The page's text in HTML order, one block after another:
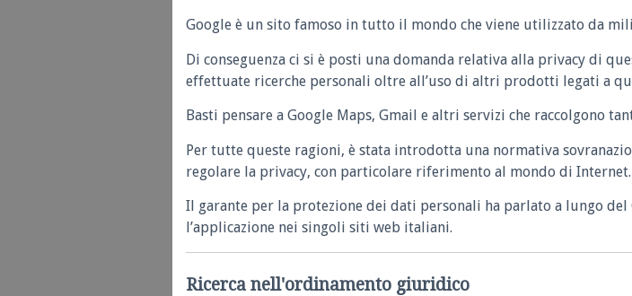
Google è un sito famoso in tutto il mondo che viene utilizzato da
Di conseguenza ci si è posti una domanda relativa alla privacy di
effettuate ricerche personali oltre all’uso di altri prodotti legati a
Basti pensare a Google Maps, Gmail e altri servizi che raccolgono
Per tutte queste ragioni, è stata introdotta una normativa
regolare la privacy, con particolare riferimento al mondo di Internet.
Il garante per la protezione dei dati personali ha parlato a lungo
l’applicazione nei singoli siti web italiani.
Ricerca nell'ordinamento giuridico